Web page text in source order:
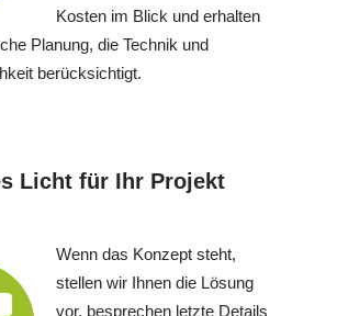
Kosten im Blick und erhalten
Planung, die Technik und
berücksichtigt.
Licht für Ihr Projekt
Wenn das Konzept steht,
stellen wir Ihnen die Lösung
vor, besprechen letzte Details